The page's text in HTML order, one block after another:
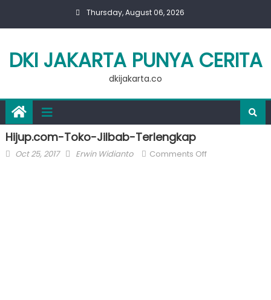
Thursday, August 06, 2026
DKI JAKARTA PUNYA CERITA
dkijakarta.co
Hijup.com-Toko-Jilbab-Terlengkap
Posted
Oct 25, 2017 Author
Erwin Widianto Comments Offon